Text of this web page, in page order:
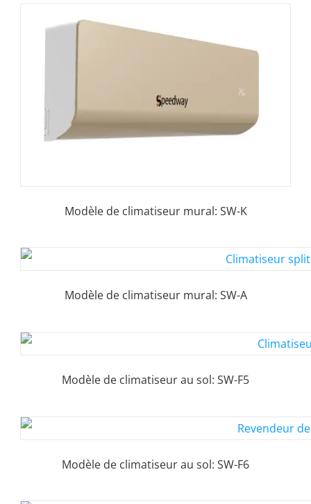
Modèle de climatiseur mural: SW-K
Modèle de climatiseur mural: SW-A
Modèle de climatiseur au sol: SW-F5
Modèle de climatiseur au sol: SW-F6